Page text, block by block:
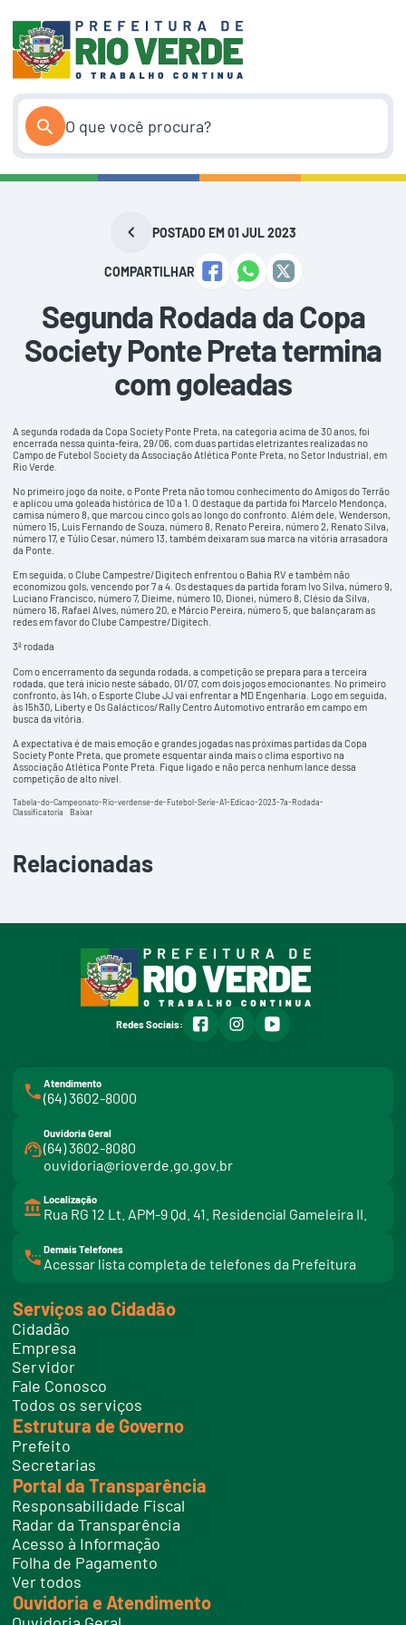
conteúdo
POSTADO EM 01 JUL 2023
COMPARTILHAR
Segunda Rodada da Copa
Society Ponte Preta termina
com goleadas
A segunda rodada da Copa Society Ponte Preta, na categoria acima de 30 anos, foi
encerrada nessa quinta-feira, 29/06, com duas partidas eletrizantes realizadas no
Campo de Futebol Society da Associação Atlética Ponte Preta, no Setor Industrial, em
Rio Verde.
No primeiro jogo da noite, o Ponte Preta não tomou conhecimento do Amigos do Terrão
e aplicou uma goleada histórica de 10 a 1. O destaque da partida foi Marcelo Mendonça,
camisa número 8, que marcou cinco gols ao longo do confronto. Além dele, Wenderson,
número 15, Luis Fernando de Souza, número 8, Renato Pereira, número 2, Renato Silva,
número 17, e Túlio Cesar, número 13, também deixaram sua marca na vitória arrasadora
da Ponte.
Em seguida, o Clube Campestre/Digitech enfrentou o Bahia RV e também não
economizou gols, vencendo por 7 a 4. Os destaques da partida foram Ivo Silva, número 9,
Luciano Francisco, número 7, Dieime, número 10, Dionei, número 8, Clésio da Silva,
número 16, Rafael Alves, número 20, e Márcio Pereira, número 5, que balançaram as
redes em favor do Clube Campestre/Digitech.
3ª rodada
Com o encerramento da segunda rodada, a competição se prepara para a terceira
rodada, que terá início neste sábado, 01/07, com dois jogos emocionantes. No primeiro
confronto, às 14h, o Esporte Clube JJ vai enfrentar a MD Engenharia. Logo em seguida,
às 15h30, Liberty e Os Galácticos/Rally Centro Automotivo entrarão em campo em
busca da vitória.
A expectativa é de mais emoção e grandes jogadas nas próximas partidas da Copa
Society Ponte Preta, que promete esquentar ainda mais o clima esportivo na
Associação Atlética Ponte Preta. Fique ligado e não perca nenhum lance dessa
competição de alto nível.
Tabela-do-Campeonato-Rio-verdense-de-Futebol-Serie-A1-Edicao-2023-7a-Rodada-
Classificatoria
Baixar
Relacionadas
Redes Sociais: facebookinstagramyoutube
Atendimento
(64) 3602-8000
Ouvidoria Geral
(64) 3602-8080
ouvidoria@rioverde.go.gov.br
Localização
Rua RG 12 Lt. APM-9 Qd. 41. Residencial Gameleira II.
Demais Telefones
Acessar lista completa de telefones da Prefeitura
i
t
e
l
f
o
e
s
Serviços ao Cidadão
Cidadão
Empresa
Servidor
Fale Conosco
Todos os serviços
Estrutura de Governo
Prefeito
Secretarias
Portal da Transparência
Responsabilidade Fiscal
Radar da Transparência
Acesso à Informação
Folha de Pagamento
Ver todos
Ouvidoria e Atendimento